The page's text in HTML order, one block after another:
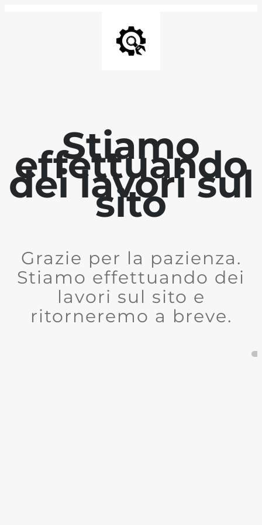
Stiamo
effettuando
dei lavori sul
sito
Grazie per la pazienza.
Stiamo effettuando dei
lavori sul sito e
ritorneremo a breve.